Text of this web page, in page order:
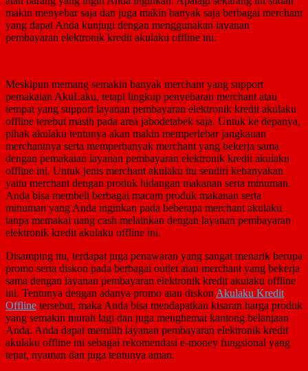
makin menyebar saja dan juga makin banyak saja berbagai merchant
yang dapat Anda kunjugi dengan menggunakan layanan
pembayaran elektronik kredit akulaku offline ini.
Meskipun memang semakin banyak merchant yang support
pemakaian AkuLaku, tetapi lingkup penyebaran merchant atau
tempat yang support layanan pembayaran elektronik kredit akulaku
offline terebut masih pada area jabodetabek saja. Untuk ke depanya,
pihak akulaku tentunya akan makin memperlebar jangkauan
merchantnya serta memperbanyak merchant yang bekerja sama
dengan pemakaian layanan pembayaran elektronik kredit akulaku
offline ini. Untuk jenis merchant akulaku itu sendiri kebanyakan
yaitu merchant dengan produk hidangan makanan serta minuman.
Anda bisa membeli berbagai macam produk makanan serta
minuman yang Anda inginkan pada beberapa merchant akulaku
tanpa memakai uang cash melainkan dengan layanan pembayaran
elektronik kredit akulaku offline ini.
Disamping itu, terdapat juga penawaran yang sangat menarik berupa
promo serta diskon pada berbagai outlet atau merchant yang bekerja
sama dengan layanan pembayaran elektronik kredit akulaku offline
ini. Tentunya dengan adanya promo atau diskon Akulaku Kredit
Offline tersebut, maka Anda bisa mendapatkan kisaran harga produk
yang semakin murah lagi dan juga menghemat kantong belanjaan
Anda. Anda dapat memilih layanan pembayaran elektronik kredit
akulaku offline ini sebagai rekomendasi e-money fungsional yang
tepat, nyaman dan juga tentunya aman.